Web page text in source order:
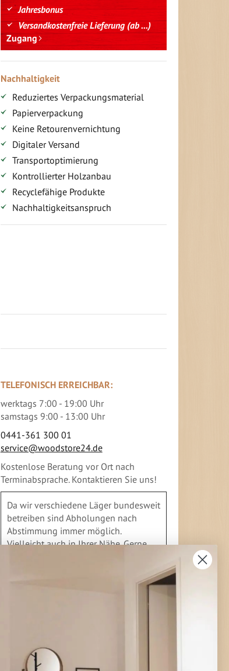
Jahresbonus
Versandkostenfreie Lieferung (ab ...)
Zugang
Nachhaltigkeit
Reduziertes Verpackungsmaterial
Papierverpackung
Keine Retourenvernichtung
Digitaler Versand
Transportoptimierung
Kontrollierter Holzanbau
Recyclefähige Produkte
Nachhaltigkeitsanspruch
TELEFONISCH ERREICHBAR:
werktags 7:00 - 19:00 Uhr
samstags 9:00 - 13:00 Uhr
0441-361 300 01
service@woodstore24.de
Kostenlose Beratung vor Ort nach
Terminabsprache. Kontaktieren Sie uns!
Da wir verschiedene Läger bundesweit
betreiben sind Abholungen nach
Abstimmung immer möglich.
Vielleicht auch in Ihrer Nähe. Gerne